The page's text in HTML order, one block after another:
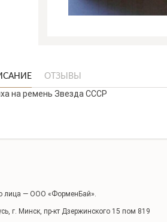
ОТЗЫВЫ
на ремень Звезда СССР
лица — ООО «ФорменБай».
г. Минск, пр-кт Дзержинского 15 пом 819